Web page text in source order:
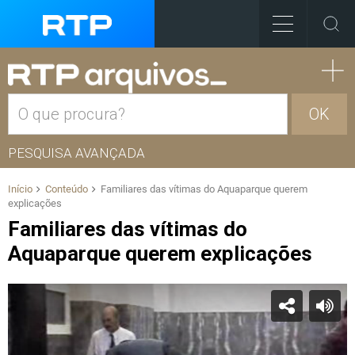
OK
PESQUISA AVANÇADA
Início Conteúdo
Familiares das vítimas do Aquaparque querem
explicações
Familiares das vítimas do
Aquaparque querem explicações